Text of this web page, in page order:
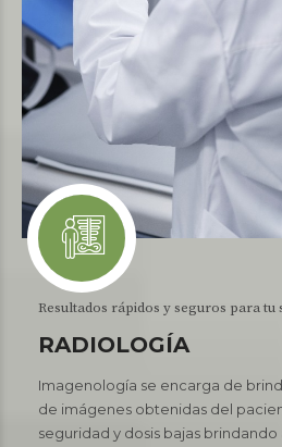
Resultados rápidos y seguros para tu
RADIOLOGÍA
Imagenología se encarga de
de imágenes obtenidas del
seguridad y dosis bajas